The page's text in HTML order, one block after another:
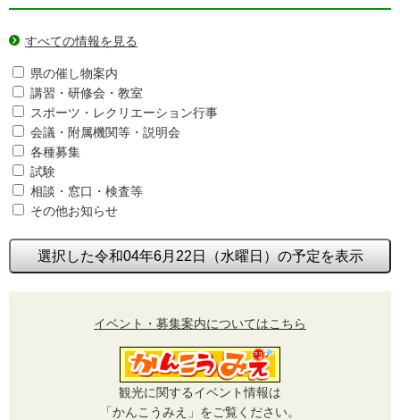
すべての情報を見る
県の催し物案内
講習・研修会・教室
スポーツ・レクリエーション行事
会議・附属機関等・説明会
各種募集
試験
相談・窓口・検査等
その他お知らせ
選択した令和04年6月22日（水曜日）の予定を表示
イベント・募集案内についてはこちら
観光に関するイベント情報は
「かんこうみえ」をご覧ください。